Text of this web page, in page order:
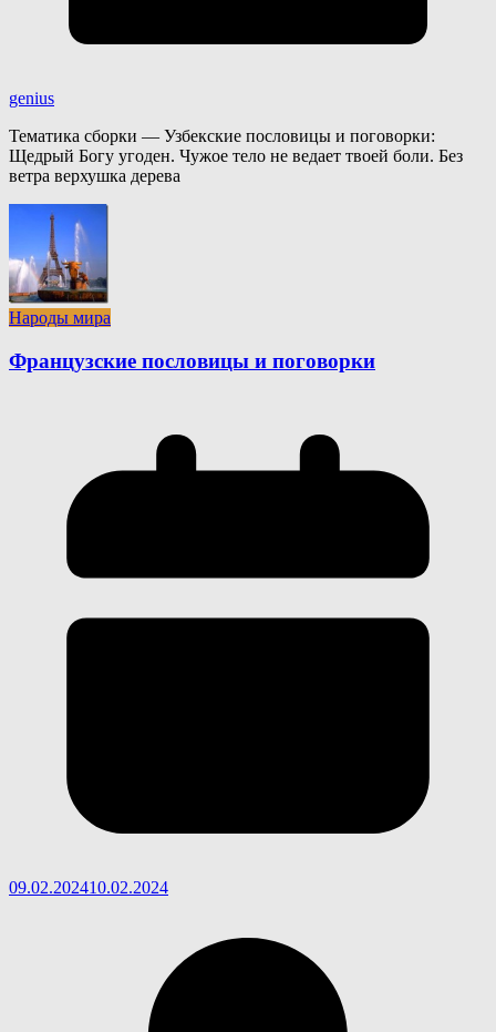
genius
Тематика сборки — Узбекские пословицы и поговорки:
Щедрый Богу угоден. Чужое тело не ведает твоей боли. Без
ветра верхушка дерева
Народы мира
Французские пословицы и поговорки
09.02.202410.02.2024